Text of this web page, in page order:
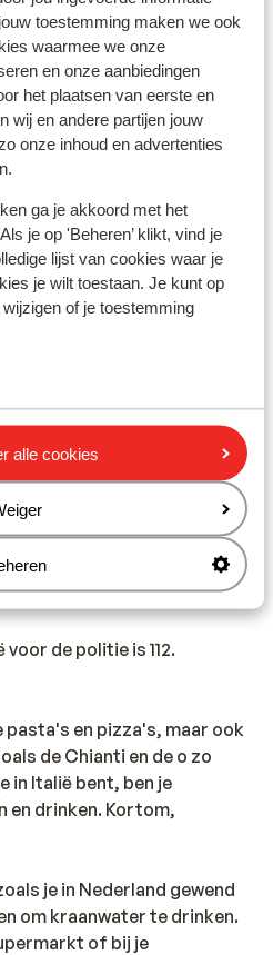
toestemming maken we ook
waarmee we onze
en onze aanbiedingen
het plaatsen van eerste en
wij en andere partijen jouw
onze inhoud en advertenties
ga je akkoord met het
je op 'Beheren’ klikt, vind je
lijst van cookies waar je
je wilt toestaan. Je kunt op
of je toestemming
alle cookies
Engelssprekende
is geen Sunweb
hier opgevangen door
vertegenwoordiger.
is geen reisleiding aanwezig.
vaccinaties en
en reizen kijk op de
.
mogelijk te beperken,
worden verrekend.
vakantie hierover bij uw
van het internet via je
om dit via een Wireless
altijd in het buitenland
de politie is 112.
en pizza's, maar ook
de Chianti en de o zo
in Italië bent, ben je
en drinken. Kortom,
je in Nederland gewend
om kraanwater te drinken.
of bij je